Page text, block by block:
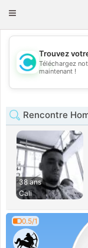
Toggle
💖
Trouvez
Téléchargez
maintenant !
Rencontre
38 ans
Cali
0.5/1